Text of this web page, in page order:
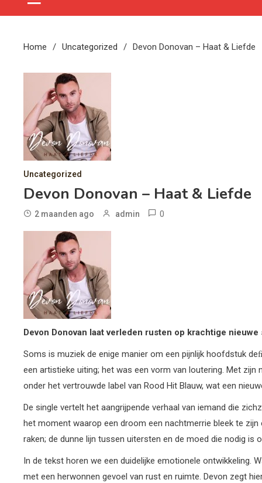
Home Uncategorized Devon Donovan – Haat & Liefde
Uncategorized
Devon Donovan – Haat & Liefde
2 maanden ago admin 0
Devon Donovan laat verleden rusten op krachtige nieuwe
Soms is muziek de enige manier om een pijnlijk hoofdstuk
een artistieke uiting; het was een vorm van loutering. Met zijn
onder het vertrouwde label van Rood Hit Blauw, wat een
De single vertelt het aangrijpende verhaal van iemand die
het moment waarop een droom een nachtmerrie bleek te
raken; de dunne lijn tussen uitersten en de moed die nodig is
In de tekst horen we een duidelijke emotionele ontwikkeling.
met een herwonnen gevoel van rust en ruimte. Devon zegt